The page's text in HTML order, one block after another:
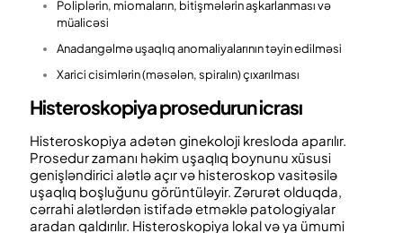
Poliplərin, miomaların, bitişmələrin aşkarlanması və
müalicəsi
Anadangəlmə uşaqlıq anomaliyalarının təyin edilməsi
Xarici cisimlərin (məsələn, spiralın) çıxarılması
Histeroskopiya prosedurun icrası
Histeroskopiya adətən ginekoloji kresloda aparılır.
Prosedur zamanı həkim uşaqlıq boynunu xüsusi
genişləndirici alətlə açır və histeroskop vasitəsilə
uşaqlıq boşluğunu görüntüləyir. Zərurət olduqda,
cərrahi alətlərdən istifadə etməklə patologiyalar
aradan qaldırılır. Histeroskopiya lokal və ya ümumi